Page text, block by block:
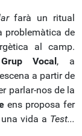
farà un ritual
problemàtica de
al camp.
Vocal, a
a partir de
parlar-nos de la
ens proposa fer
vida a Test...